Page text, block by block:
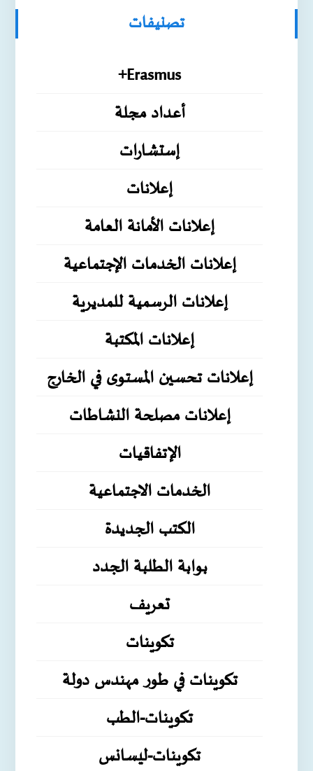
تصنيفات
Erasmus+
أعداد مجلة
إستشارات
إعلانات
إعلانات الأمانة العامة
إعلانات الخدمات الإجتماعية
إعلانات الرسمية للمديرية
إعلانات المكتبة
إعلانات تحسين المستوى في الخارج
إعلانات مصلحة النشاطات
الإتفاقيات
الخدمات الاجتماعية
الكتب الجديدة
بوابة الطلبة الجدد
تعريف
تكوينات
تكوينات في طور مهندس دولة
تكوينات-الطب
تكوينات-ليسانس